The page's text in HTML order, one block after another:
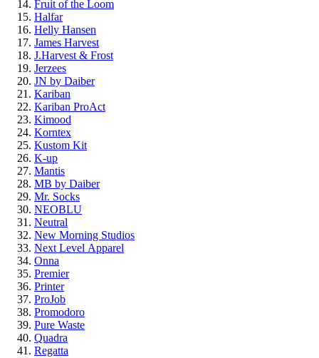
Fruit of the Loom
Halfar
Helly Hansen
James Harvest
J.Harvest & Frost
Jerzees
JN by Daiber
Kariban
Kariban ProAct
Kimood
Korntex
Kustom Kit
K-up
Mantis
MB by Daiber
Mr. Socks
NEOBLU
Neutral
New Morning Studios
Next Level Apparel
Onna
Premier
Printer
ProJob
Promodoro
Pure Waste
Quadra
Regatta